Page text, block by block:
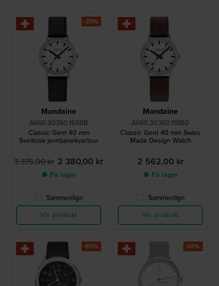
Mondaine
A660.30360.16SBB
Classic Gent 40 mm
Sveitsisk jernbanekvartsur
3 375,00 kr 2 380,00 kr
● På lager
Sammenlign
Vis produkt
-25%.
Mondaine
A660.30360.11SBG
Classic Gent 40 mm Swiss
Made Design Watch
2 562,00 kr
● På lager
Sammenlign
Vis produkt
-65%. -60%.